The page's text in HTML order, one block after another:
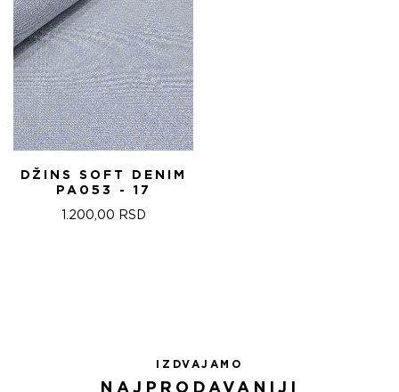
DŽINS SOFT DENIM
PA053 - 17
1.200,00 RSD
IZDVAJAMO
NAJPRODAVANIJI